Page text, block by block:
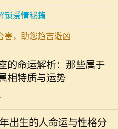
锁爱情秘籍
害，助您趋吉避凶
的命运解析：那些属于
相特质与运势
，作为十二星座中的代表之
生在12月22日至1月19日之间
其命运受摩羯座的影响尤为显
出生的人命运与性格分
的命运都与其出生年份密切相
其是在中国传统文化中，命理
独特的视角解析人生轨迹。